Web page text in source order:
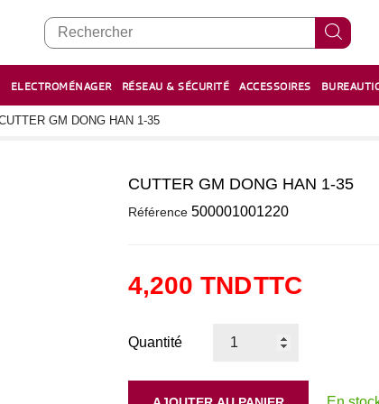
ELECTROMÉNAGER RÉSEAU & SÉCURITÉ ACCESSOIRES
GM DONG HAN 1-35
CUTTER GM DONG HAN 1-35
Référence 500001001220
4,200 TNDTTC
Quantité